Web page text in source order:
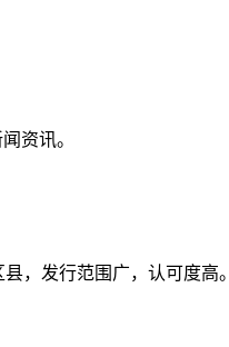
资讯。
，发行范围广，认可度高。